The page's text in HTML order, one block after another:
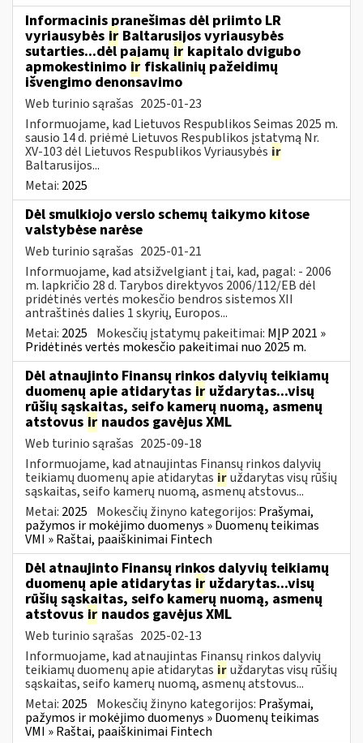
Informacinis pranešimas dėl priimto LR
vyriausybės ir Baltarusijos vyriausybės
sutarties...dėl pajamų ir kapitalo dvigubo
apmokestinimo ir fiskalinių pažeidimų
išvengimo denonsavimo
Web turinio sąrašas 2025-01-23
Informuojame, kad Lietuvos Respublikos Seimas 2025 m.
sausio 14 d. priėmė Lietuvos Respublikos įstatymą Nr.
XV-103 dėl Lietuvos Respublikos Vyriausybės ir
Baltarusijos...
Metai: 2025
Dėl smulkiojo verslo schemų taikymo kitose
valstybėse narėse
Web turinio sąrašas 2025-01-21
Informuojame, kad atsižvelgiant į tai, kad, pagal: - 2006
m. lapkričio 28 d. Tarybos direktyvos 2006/112/EB dėl
pridėtinės vertės mokesčio bendros sistemos XII
antraštinės dalies 1 skyrių, Europos...
Metai: 2025 Mokesčių įstatymų pakeitimai: MĮP 2021 »
Pridėtinės vertės mokesčio pakeitimai nuo 2025 m.
Dėl atnaujinto Finansų rinkos dalyvių teikiamų
duomenų apie atidarytas ir uždarytas...visų
rūšių sąskaitas, seifo kamerų nuomą, asmenų
atstovus ir naudos gavėjus XML
Web turinio sąrašas 2025-09-18
Informuojame, kad atnaujintas Finansų rinkos dalyvių
teikiamų duomenų apie atidarytas iruždarytas visų rūšių
sąskaitas, seifo kamerų nuomą, asmenų atstovus...
Metai: 2025 Mokesčių žinyno kategorijos: Prašymai,
pažymos ir mokėjimo duomenys » Duomenų teikimas
VMI » Raštai, paaiškinimai Fintech
Dėl atnaujinto Finansų rinkos dalyvių teikiamų
duomenų apie atidarytas ir uždarytas...visų
rūšių sąskaitas, seifo kamerų nuomą, asmenų
atstovus ir naudos gavėjus XML
Web turinio sąrašas 2025-02-13
Informuojame, kad atnaujintas Finansų rinkos dalyvių
teikiamų duomenų apie atidarytas iruždarytas visų rūšių
sąskaitas, seifo kamerų nuomą, asmenų atstovus...
Metai: 2025 Mokesčių žinyno kategorijos: Prašymai,
pažymos ir mokėjimo duomenys » Duomenų teikimas
VMI » Raštai, paaiškinimai Fintech